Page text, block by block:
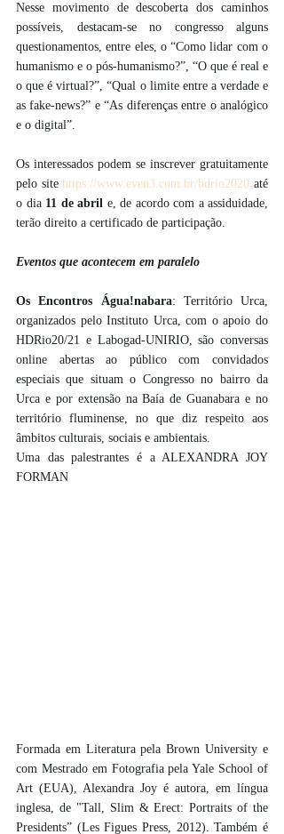
Nesse movimento de descoberta dos caminhos
possíveis, destacam-se no congresso alguns
questionamentos, entre eles, o “Como lidar com o
humanismo e o pós-humanismo?”, “O que é real e
o que é virtual?”, “Qual o limite entre a verdade e
as fake-news?” e “As diferenças entre o analógico
e o digital”.
Os interessados podem se inscrever gratuitamente
pelo site https://www.even3.com.br/hdrio2020 até
o dia 11 de abril e, de acordo com a assiduidade,
terão direito a certificado de participação.
Eventos que acontecem em paralelo
Os Encontros Água!nabara: Território Urca,
organizados pelo Instituto Urca, com o apoio do
HDRio20/21 e Labogad-UNIRIO, são conversas
online abertas ao público com convidados
especiais que situam o Congresso no bairro da
Urca e por extensão na Baía de Guanabara e no
território fluminense, no que diz respeito aos
âmbitos culturais, sociais e ambientais.
Uma das palestrantes é a ALEXANDRA JOY
FORMAN
Formada em Literatura pela Brown University e
com Mestrado em Fotografia pela Yale School of
Art (EUA), Alexandra Joy é autora, em língua
inglesa, de "Tall, Slim & Erect: Portraits of the
Presidents” (Les Figues Press, 2012). Também é